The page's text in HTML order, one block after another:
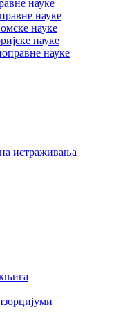
науке
науке
науке
науке
науке
истраживања